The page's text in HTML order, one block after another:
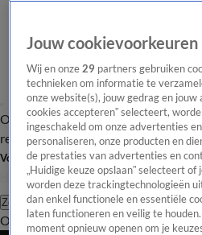
Overzicht Laatste nieuws Regionieuws
redactie
Volg Hart van Nederland
Zoeken
OverzichtRegioUitzendingenWeer
Jouw cookievoorkeuren
Wij en onze29 partners gebruiken
technieken om informatie te
onze website(s), jouw gedrag en jouw
cookies accepteren” selecteert,
ingeschakeld om onze advertenties
personaliseren, onze producten en
de prestaties van advertenties en
„Huidige keuze opslaan” selecteert
worden deze trackingtechnologieën
dan enkel functionele en essentiële
laten functioneren en veilig te
moment opnieuw openen om je